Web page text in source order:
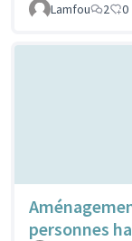
Lamfou 2 0
personnes